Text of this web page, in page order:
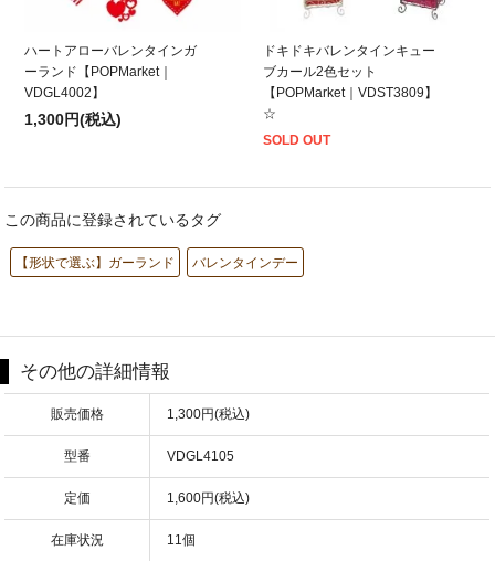
ハートアローバレンタインガ
ーランド【POPMarket｜
VDGL4002】
1,300円(税込)
ドキドキバレンタインキュー
ブカール2色セット
【POPMarket｜VDST3809】
☆
SOLD OUT
この商品に登録されているタグ
【形状で選ぶ】ガーランド バレンタインデー
その他の詳細情報
販売価格 1,300円(税込)
型番 VDGL4105
定価 1,600円(税込)
在庫状況 11個